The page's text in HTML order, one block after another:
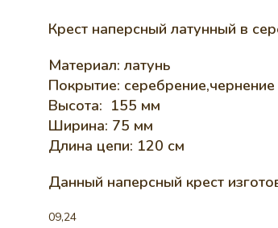
Крест наперсный латунный в
Материал: латунь
Покрытие: серебрение,чернение
Высота: 155 мм
Ширина: 75 мм
Длина цепи: 120 см
Данный наперсный крест
09,24